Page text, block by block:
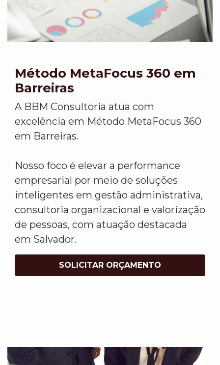
Método MetaFocus 360 em
Barreiras
A BBM Consultoria atua com
excelência em Método MetaFocus 360
em Barreiras.
Nosso foco é elevar a performance
empresarial por meio de soluções
inteligentes em gestão administrativa,
consultoria organizacional e valorização
de pessoas, com atuação destacada
em Salvador.
SOLICITAR ORÇAMENTO